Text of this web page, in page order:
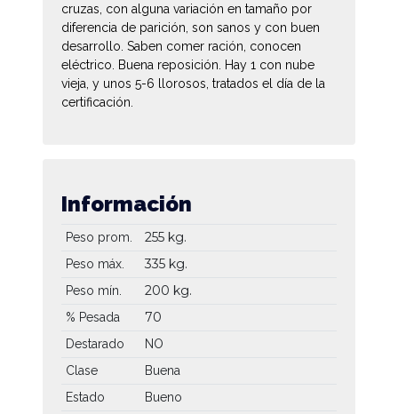
cruzas, con alguna variación en tamaño por
diferencia de parición, son sanos y con buen
desarrollo. Saben comer ración, conocen
eléctrico. Buena reposición. Hay 1 con nube
vieja, y unos 5-6 llorosos, tratados el día de la
certificación.
Información
Peso prom. 255 kg.
Peso máx. 335 kg.
Peso mín. 200 kg.
% Pesada 70
Destarado
NO
Clase
Buena
Estado
Bueno